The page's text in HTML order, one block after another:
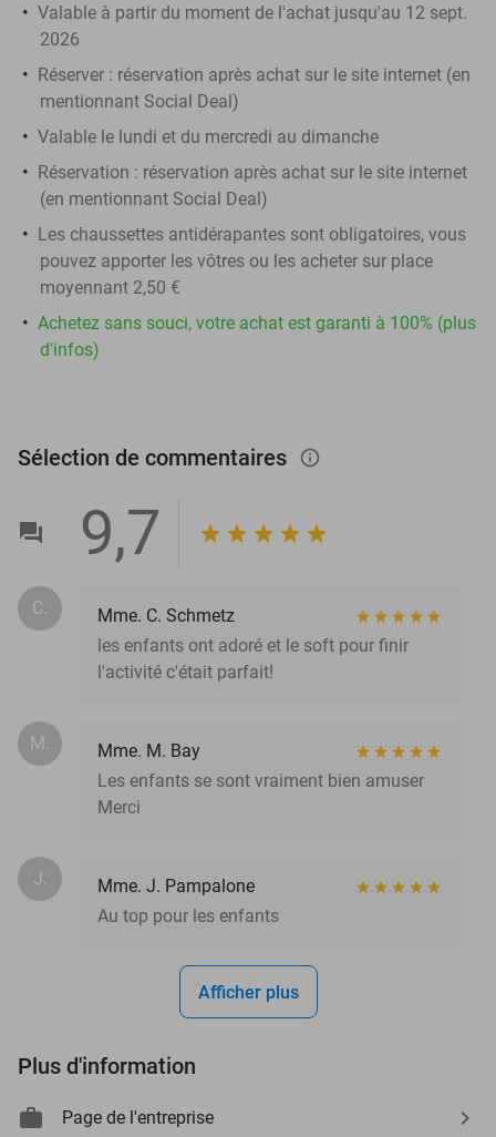
Valable à partir du moment de l'achat jusqu'au 12 sept.
2026
Réserver : réservation après achat sur le site internet (en
mentionnant Social Deal)
Valable le lundi et du mercredi au dimanche
Réservation : réservation après achat sur le site internet
(en mentionnant Social Deal)
Les chaussettes antidérapantes sont obligatoires, vous
pouvez apporter les vôtres ou les acheter sur place
moyennant 2,50 €
Achetez sans souci, votre achat est garanti à 100% (plus
d'infos)
Sélection de commentaires info_outlined
9,7
C.
Mme. C. Schmetz
les enfants ont adoré et le soft pour finir
l'activité c'était parfait!
M.
Mme. M. Bay
Les enfants se sont vraiment bien amuser
Merci
J.
Mme. J. Pampalone
Au top pour les enfants
Afficher plus
Plus d'information
Page de l'entreprise